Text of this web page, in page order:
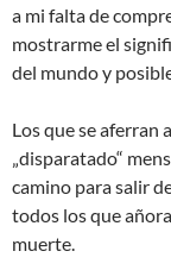
a mi falta de
mostrarme el
del mundo y
Los que se aferran
„disparatado“
camino para salir
todos los que
muerte.